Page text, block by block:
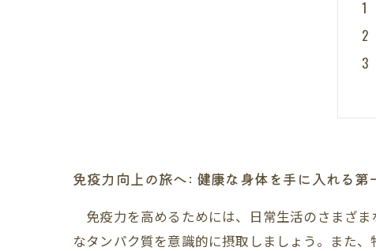
免疫力向上の旅へ: 健康な身体を手に入れる第
免疫力を高めるためには、日常生活のさまざ
なタンパク質を意識的に摂取しましょう。また